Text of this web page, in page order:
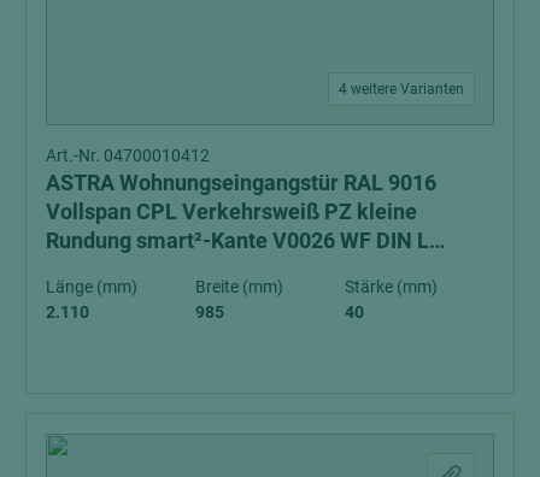
4 weitere Varianten
Art.-Nr. 04700010412
ASTRA Wohnungseingangstür RAL 9016
Vollspan CPL Verkehrsweiß PZ kleine
Rundung smart²-Kante V0026 WF DIN L
Länge (mm)
2.110
Breite (mm)
985
Stärke (mm)
40